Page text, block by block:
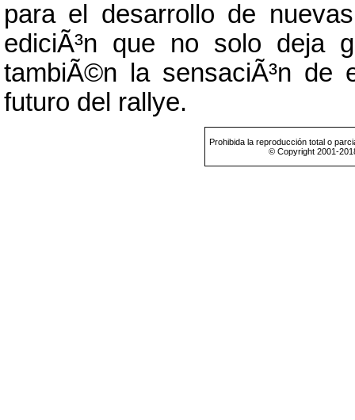
para el desarrollo de
ediciÃ³n que no solo deja
tambiÃ©n la sensaciÃ³n de
futuro del rallye.
Prohibida la reproducción total o
© Copyright 2001-